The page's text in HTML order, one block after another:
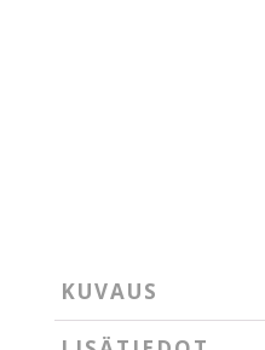
KUVAUS